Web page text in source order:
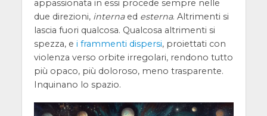
appassionata in essi procede sempre nelle
due direzioni, internaed esterna. Altrimenti si
lascia fuori qualcosa. Qualcosa altrimenti si
spezza, e i frammenti dispersi, proiettati con
violenza verso orbite irregolari, rendono tutto
più opaco, più doloroso, meno trasparente.
Inquinano lo spazio.